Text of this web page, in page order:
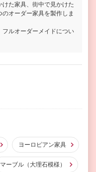
た家具、街中で見かけた
オーダー家具を製作しま
フルオーダーメイドについ
ヨーロピアン家具
マーブル（大理石模様）